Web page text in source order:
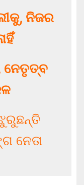
ନିଜର
ନେତୃତ୍ବ
ନେତା